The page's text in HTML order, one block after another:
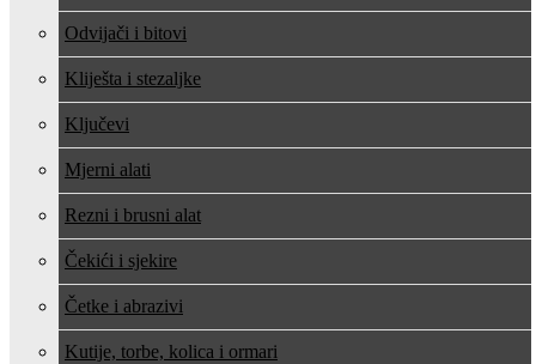
Odvijači i bitovi
Kliješta i stezaljke
Ključevi
Mjerni alati
Rezni i brusni alat
Čekići i sjekire
Četke i abrazivi
Kutije, torbe, kolica i ormari